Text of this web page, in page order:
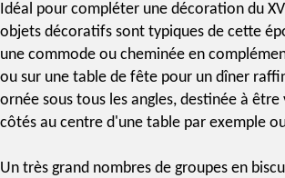
Idéal pour compléter une décoration du
objets décoratifs sont typiques de cette
une commode ou cheminée en
ou sur une table de fête pour un dîner
ornée sous tous les angles, destinée à être
côtés au centre d'une table par exemple
Un très grand nombres de groupes en